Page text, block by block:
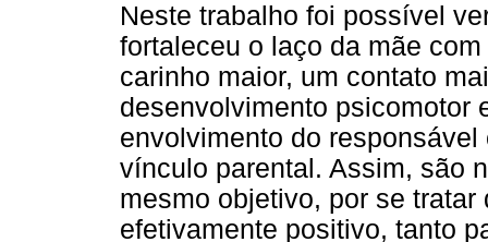
Neste trabalho foi possível
fortaleceu o laço da mãe
carinho maior, um contato
desenvolvimento psicomotor
envolvimento do
vínculo parental. Assim, são
mesmo objetivo, por se
efetivamente positivo, tanto